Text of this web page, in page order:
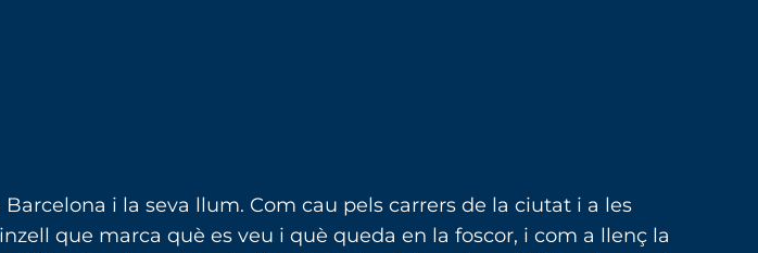
i la seva llum. Com cau pels carrers de la ciutat i a les
que marca què es veu i què queda en la foscor, i com a llenç la